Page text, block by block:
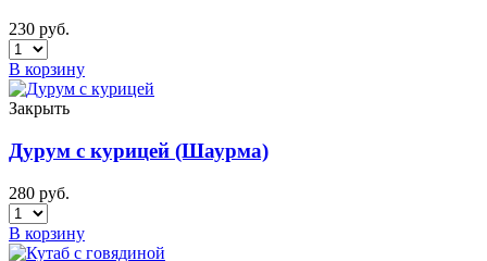
230 руб.
В корзину
Закрыть
Дурум с курицей (Шаурма)
280 руб.
В корзину